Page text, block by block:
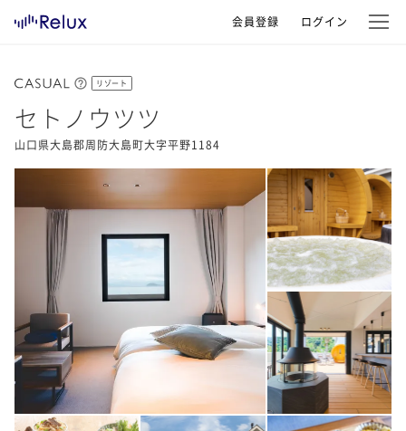
会員登録 ログイン
リゾート
セトノウツツ
山口県大島郡周防大島町大字平野1184